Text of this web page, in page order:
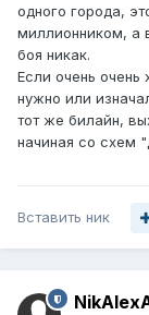
одного города,
миллионником, а
боя никак.
Если очень очень
нужно или
тот же билайн,
начиная со схем
Вставить ник